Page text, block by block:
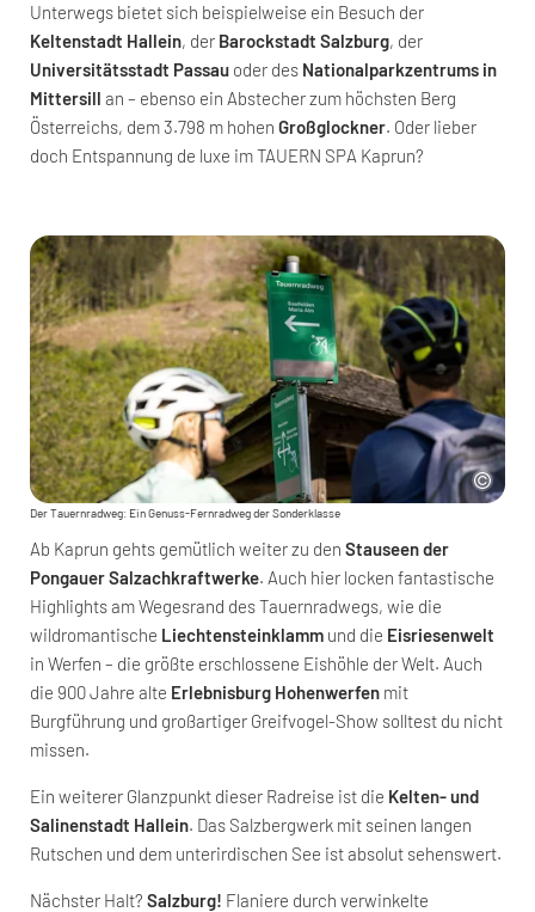
Unterwegs bietet sich beispielweise ein Besuch der
Keltenstadt Hallein, der Barockstadt Salzburg, der
Universitätsstadt Passau oder des Nationalparkzentrums in
Mittersill an – ebenso ein Abstecher zum höchsten Berg
Österreichs, dem 3.798 m hohen Großglockner. Oder lieber
doch Entspannung de luxe im TAUERN SPA Kaprun?
Der Tauernradweg: Ein Genuss-Fernradweg der Sonderklasse
Ab Kaprun gehts gemütlich weiter zu den Stauseen der
Pongauer Salzachkraftwerke. Auch hier locken fantastische
Highlights am Wegesrand des Tauernradwegs, wie die
wildromantische Liechtensteinklamm und die Eisriesenwelt
in Werfen – die größte erschlossene Eishöhle der Welt. Auch
die 900 Jahre alte Erlebnisburg Hohenwerfen mit
Burgführung und großartiger Greifvogel-Show solltest du nicht
missen.
Ein weiterer Glanzpunkt dieser Radreise ist die Kelten- und
Salinenstadt Hallein. Das Salzbergwerk mit seinen langen
Rutschen und dem unterirdischen See ist absolut sehenswert.
Nächster Halt? Salzburg! Flaniere durch verwinkelte